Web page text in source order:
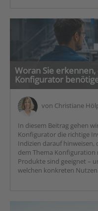
Woran Sie erkennen,
Konfigurator
von Christiane
In diesem Beitrag gehen
Konfigurator die richtige
Indizien darauf hinweisen,
dem Thema Konfiguration
Produkte sind geeignet –
welchen konkreten